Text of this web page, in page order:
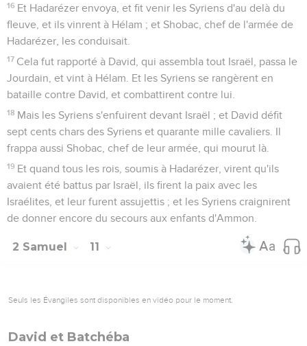
16 Et Hadarézer envoya, et fit venir les Syriens d'au delà du
fleuve, et ils vinrent à Hélam ; et Shobac, chef de l'armée de
Hadarézer, les conduisait.
17 Cela fut rapporté à David, qui assembla tout Israël, passa le
Jourdain, et vint à Hélam. Et les Syriens se rangèrent en
bataille contre David, et combattirent contre lui.
18 Mais les Syriens s'enfuirent devant Israël ; et David défit
sept cents chars des Syriens et quarante mille cavaliers. Il
frappa aussi Shobac, chef de leur armée, qui mourut là.
19 Et quand tous les rois, soumis à Hadarézer, virent qu'ils
avaient été battus par Israël, ils firent la paix avec les
Israélites, et leur furent assujettis ; et les Syriens craignirent
de donner encore du secours aux enfants d'Ammon.
2 Samuel 11
Seuls les Évangiles sont disponibles en vidéo pour le moment.
David et Batchéba